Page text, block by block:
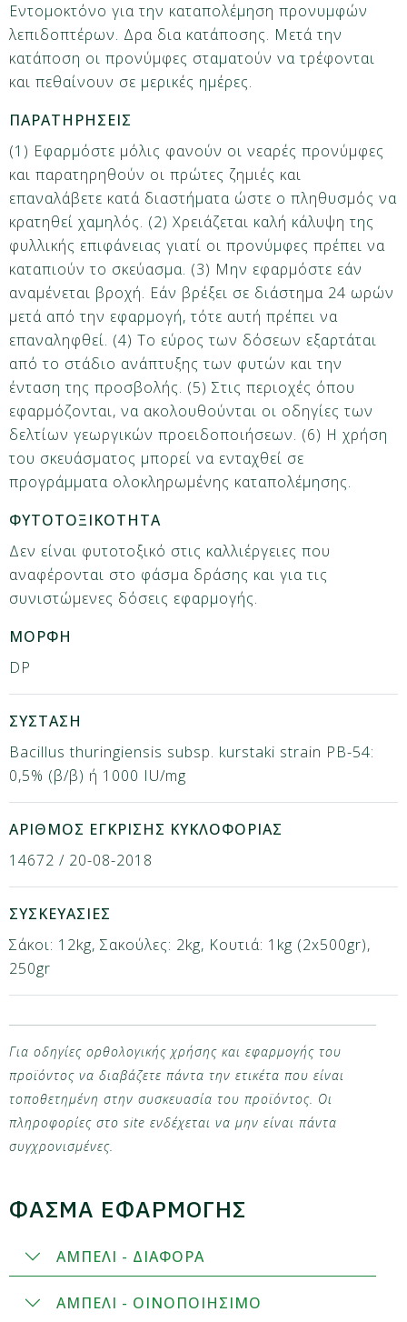
Εντομοκτόνο για την καταπολέμηση προνυμφών
λεπιδοπτέρων. Δρα δια κατάποσης. Μετά την
κατάποση οι προνύμφες σταματούν να τρέφονται
και πεθαίνουν σε μερικές ημέρες.
ΠΑΡΑΤΗΡΗΣΕΙΣ
(1) Εφαρμόστε μόλις φανούν οι νεαρές προνύμφες
και παρατηρηθούν οι πρώτες ζημιές και
επαναλάβετε κατά διαστήματα ώστε ο πληθυσμός να
κρατηθεί χαμηλός. (2) Χρειάζεται καλή κάλυψη της
φυλλικής επιφάνειας γιατί οι προνύμφες πρέπει να
καταπιούν το σκεύασμα. (3) Μην εφαρμόστε εάν
αναμένεται βροχή. Εάν βρέξει σε διάστημα 24 ωρών
μετά από την εφαρμογή, τότε αυτή πρέπει να
επαναληφθεί. (4) Το εύρος των δόσεων εξαρτάται
από το στάδιο ανάπτυξης των φυτών και την
ένταση της προσβολής. (5) Στις περιοχές όπου
εφαρμόζονται, να ακολουθούνται οι οδηγίες των
δελτίων γεωργικών προειδοποιήσεων. (6) Η χρήση
του σκευάσματος μπορεί να ενταχθεί σε
προγράμματα ολοκληρωμένης καταπολέμησης.
ΦΥΤΟΤΟΞΙΚΟΤΗΤΑ
Δεν είναι φυτοτοξικό στις καλλιέργειες που
αναφέρονται στο φάσμα δράσης και για τις
συνιστώμενες δόσεις εφαρμογής.
ΜΟΡΦΗ
DP
ΣΥΣΤΑΣΗ
Bacillus thuringiensis subsp. kurstaki strain PB-54:
0,5% (β/β) ή 1000 IU/mg
ΑΡΙΘΜΟΣ ΕΓΚΡΙΣΗΣ ΚΥΚΛΟΦΟΡΙΑΣ
14672 / 20-08-2018
ΣΥΣΚΕΥΑΣΙΕΣ
Σάκοι: 12kg, Σακούλες: 2kg, Κουτιά: 1kg (2x500gr),
250gr
Για οδηγίες ορθολογικής χρήσης και εφαρμογής του
προϊόντος να διαβάζετε πάντα την ετικέτα που είναι
τοποθετημένη στην συσκευασία του προϊόντος. Οι
πληροφορίες στο site ενδέχεται να μην είναι πάντα
συγχρονισμένες.
ΦΑΣΜΑ ΕΦΑΡΜΟΓΗΣ
ΑΜΠΕΛΙ - ΔΙΑΦΟΡΑ
ΑΜΠΕΛΙ - ΟΙΝΟΠΟΙΗΣΙΜΟ